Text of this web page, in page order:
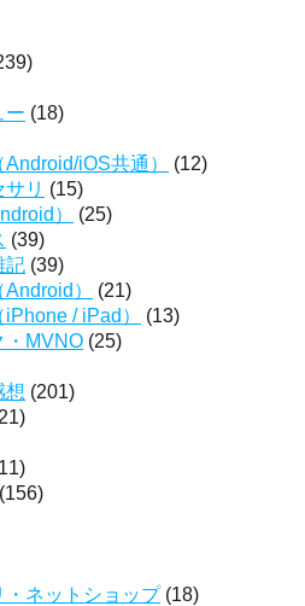
ー (18)
iOS共通）
(12)
リ (15)
）
(25)
(39)
記 (39)
）
(21)
/ iPad）
(13)
・MVNO (25)
想 (201)
(156)
ネットショップ(18)